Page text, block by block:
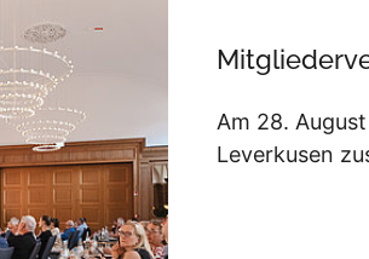
Am 28.
Leverkusen